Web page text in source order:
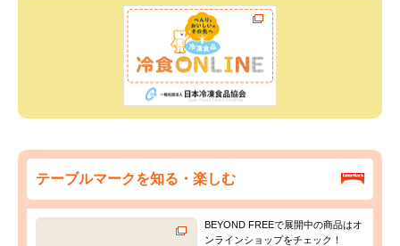
テーブルマークを知る・楽しむ
BEYOND FREEで展開中の商品はオ
ンラインショップをチェック！